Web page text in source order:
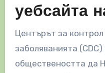
уебсайта
Центърът за
заболяванията
обществеността да